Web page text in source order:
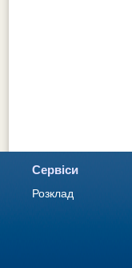
Сервіси
Розклад